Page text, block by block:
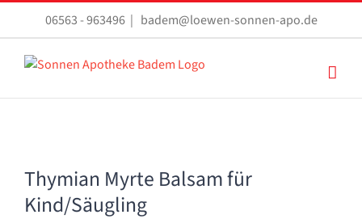
06563 - 963496 | badem@loewen-sonnen-apo.de
Thymian Myrte Balsam für
Kind/Säugling